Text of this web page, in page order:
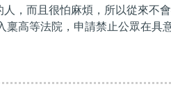
，而且很怕麻煩，所以從來不
稟高等法院，申請禁止公眾在具